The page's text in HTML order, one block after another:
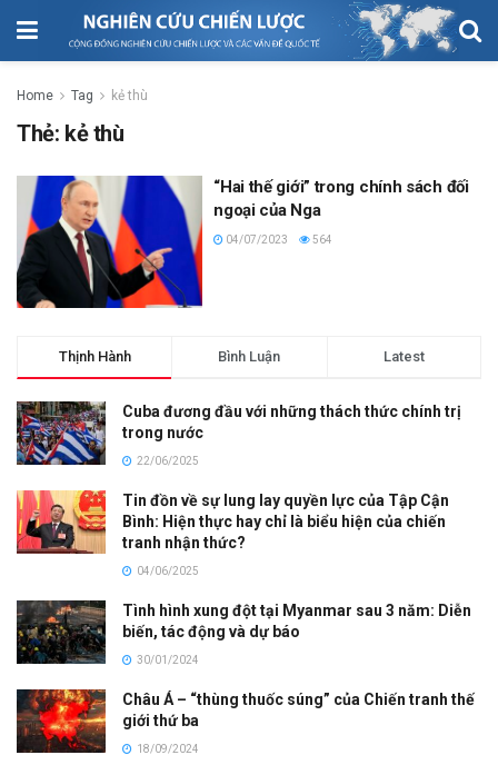
Home Tag kẻ thù
Thẻ: kẻ thù
“Hai thế giới” trong chính sách đối
ngoại của Nga
04/07/2023 564
Thịnh Hành Bình Luận Latest
Cuba đương đầu với những thách thức chính trị
trong nước
22/06/2025
Tin đồn về sự lung lay quyền lực của Tập Cận
Bình: Hiện thực hay chỉ là biểu hiện của chiến
tranh nhận thức?
04/06/2025
Tình hình xung đột tại Myanmar sau 3 năm: Diễn
biến, tác động và dự báo
30/01/2024
Châu Á – “thùng thuốc súng” của Chiến tranh thế
giới thứ ba
18/09/2024